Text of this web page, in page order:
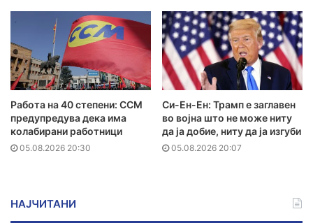
Работа на 40 степени: ССМ
предупредува дека има
колабирани работници
05.08.2026 20:30
Си-Ен-Ен: Трамп е заглавен
во војна што не може ниту
да ја добие, ниту да ја изгуби
05.08.2026 20:07
НАЈЧИТАНИ